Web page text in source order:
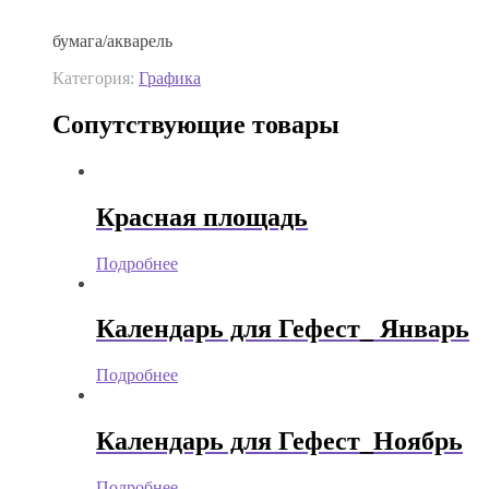
бумага/акварель
Категория: Графика
Сопутствующие товары
Красная площадь
Подробнее
Календарь для Гефест_ Январь
Подробнее
Календарь для Гефест_Ноябрь